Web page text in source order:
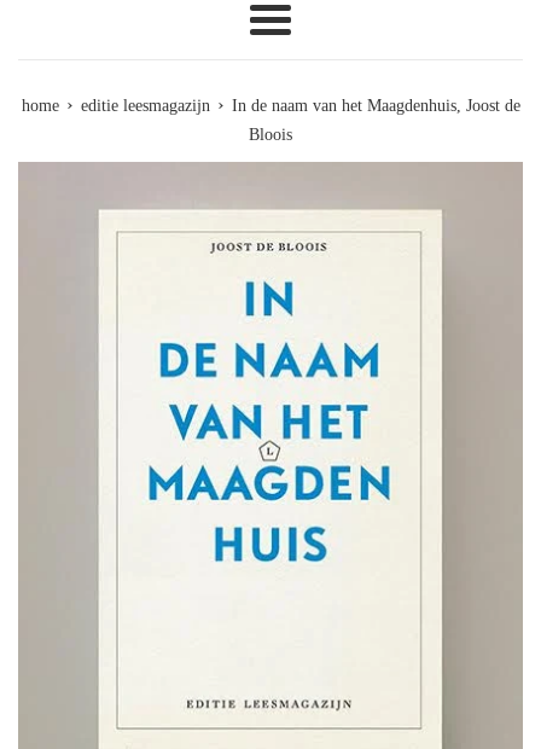
menu
home › editie leesmagazijn › In de naam van het Maagdenhuis, Joost de
Bloois